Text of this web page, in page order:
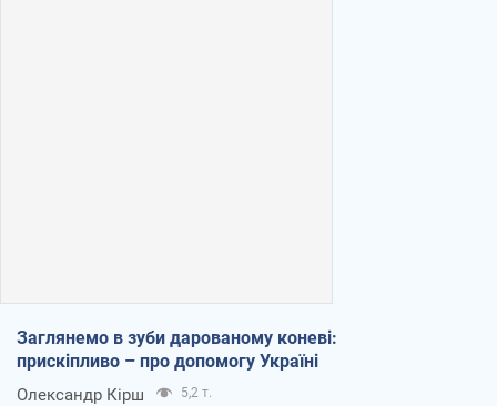
Заглянемо в зуби дарованому коневі:
прискіпливо – про допомогу Україні
Олександр Кірш 5,2 т.